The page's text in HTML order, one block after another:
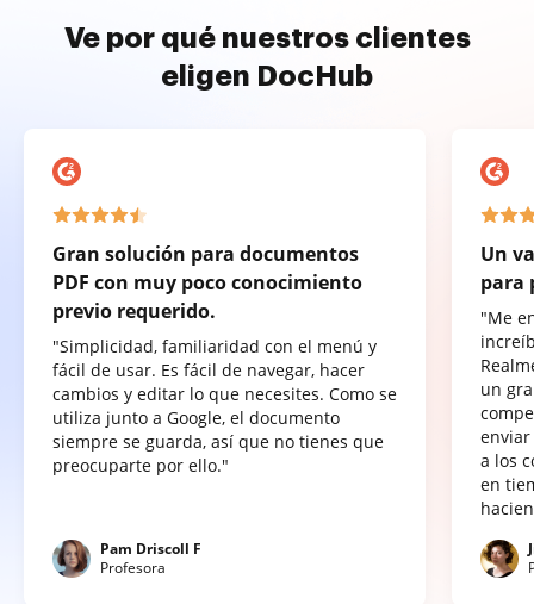
Ve por qué nuestros clientes
eligen DocHub
Gran solución para documentos
PDF con muy poco conocimiento
previo requerido.
"Simplicidad, familiaridad con el menú y
fácil de usar. Es fácil de navegar, hacer
cambios y editar lo que necesites. Como se
utiliza junto a Google, el documento
siempre se guarda, así que no tienes que
preocuparte por ello."
Pam Driscoll F
Profesora
Un
para
"Me
un
a los
en